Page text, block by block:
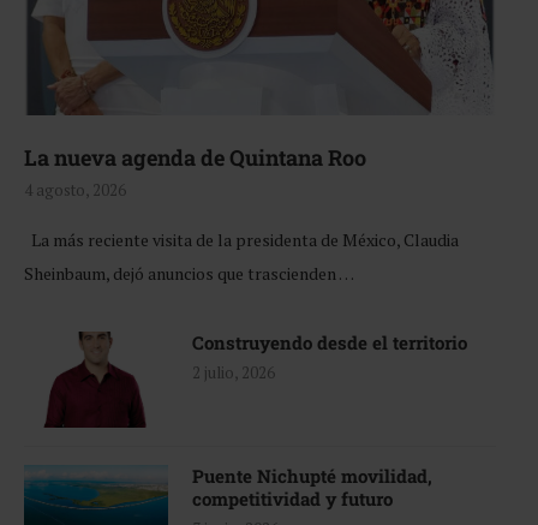
La nueva agenda de Quintana Roo
4 agosto, 2026
La más reciente visita de la presidenta de México, Claudia
Sheinbaum, dejó anuncios que trascienden …
Construyendo desde el territorio
2 julio, 2026
Puente Nichupté movilidad,
competitividad y futuro